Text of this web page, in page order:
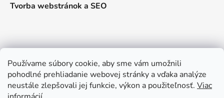
Používame súbory cookie, aby sme vám umožnili
pohodlné prehliadanie webovej stránky a vďaka analýze
neustále zlepšovali jej funkcie, výkon a použiteľnosť. Viac
Tvorba webstránok a SEO
Kontakt
predajna@myos.sk